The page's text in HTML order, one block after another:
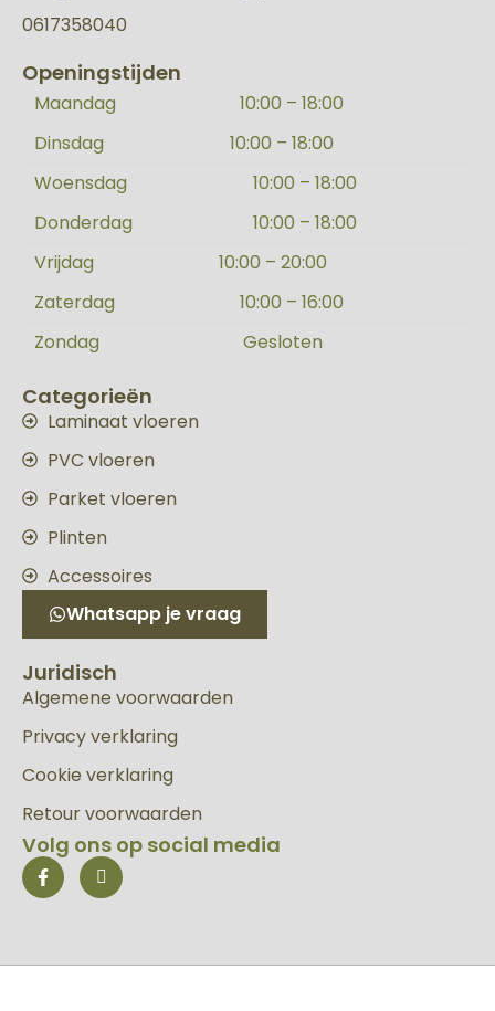
0617358040
Openingstijden
Maandag
10:00 – 18:00
Dinsdag
10:00 – 18:00
Woensdag
10:00 – 18:00
Donderdag
10:00 – 18:00
Vrijdag
10:00 – 20:00
Zaterdag
10:00 – 16:00
Zondag
Gesloten
Categorieën
Laminaat vloeren
PVC vloeren
Parket vloeren
Plinten
Accessoires
Whatsapp je vraag
Juridisch
Algemene voorwaarden
Privacy verklaring
Cookie verklaring
Retour voorwaarden
Volg ons op social media